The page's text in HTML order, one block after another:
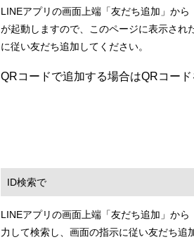
LINEアプリの画面上端「友だち追加」か
が起動しますので、
このページに表示され
に従い友だち追加してください。
QRコードで追加する場合はQRコー
ID検索で
LINEアプリの画面上端「友だち追加」か
力して検索し、画面の指示に従い友だち追